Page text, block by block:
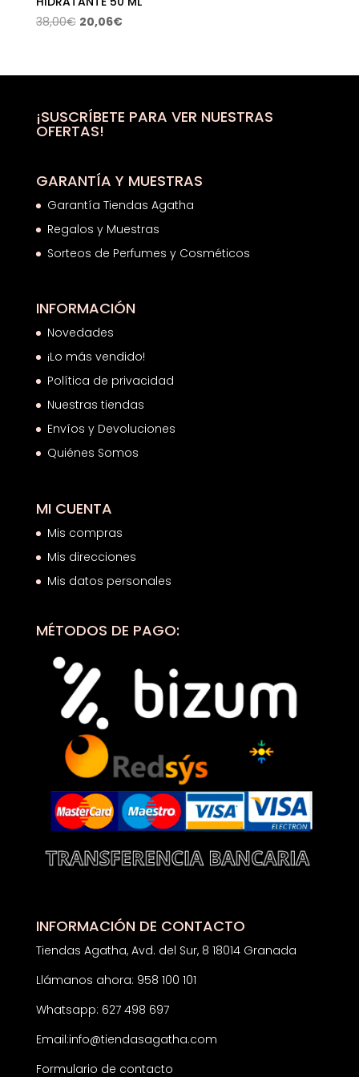
38,00€ El
era:
20,06€El
es:
¡SUSCRÍBETE PARA VER NUESTRAS
OFERTAS!
GARANTÍA Y MUESTRAS
Garantía Tiendas Agatha
Regalos y Muestras
Sorteos de Perfumes y Cosméticos
INFORMACIÓN
Novedades
¡Lo más vendido!
Política de privacidad
Nuestras tiendas
Envíos y Devoluciones
Quiénes Somos
MI CUENTA
Mis compras
Mis direcciones
Mis datos personales
MÉTODOS DE PAGO:
INFORMACIÓN DE CONTACTO
Tiendas Agatha, Avd. del Sur, 8 18014 Granada
Llámanos ahora: 958 100 101
Whatsapp: 627 498 697
Email:info@tiendasagatha.com
Formulario de contacto